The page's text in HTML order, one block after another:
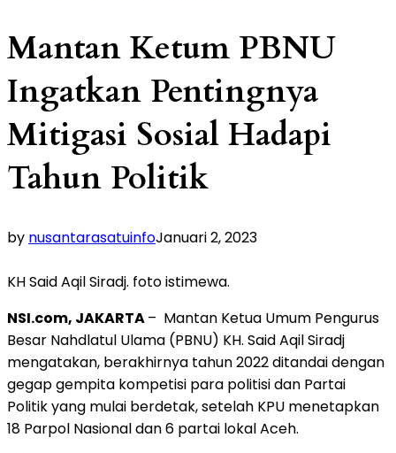
Mantan Ketum PBNU
Ingatkan Pentingnya
Mitigasi Sosial Hadapi
Tahun Politik
by nusantarasatuinfoJanuari 2, 2023
KH Said Aqil Siradj. foto istimewa.
NSI.com, JAKARTA– Mantan Ketua Umum Pengurus
Besar Nahdlatul Ulama (PBNU) KH. Said Aqil Siradj
mengatakan, berakhirnya tahun 2022 ditandai dengan
gegap gempita kompetisi para politisi dan Partai
Politik yang mulai berdetak, setelah KPU menetapkan
18 Parpol Nasional dan 6 partai lokal Aceh.